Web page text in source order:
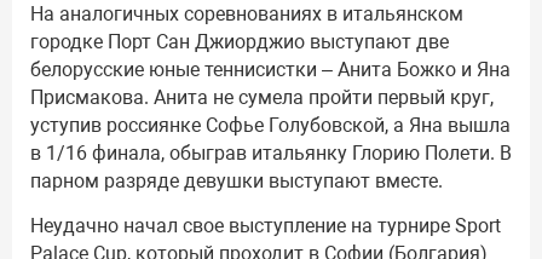
На аналогичных соревнованиях в итальянском
городке Порт Сан Джиорджио выступают две
белорусские юные теннисистки – Анита Божко и Яна
Присмакова. Анита не сумела пройти первый круг,
уступив россиянке Софье Голубовской, а Яна вышла
в 1/16 финала, обыграв итальянку Глорию Полети. В
парном разряде девушки выступают вместе.
Неудачно начал свое выступление на турнире Sport
Palace Cup, который проходит в Софии (Болгария)